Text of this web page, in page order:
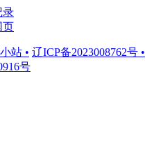
录
页
站 • 辽ICP备2023008762号 •
号